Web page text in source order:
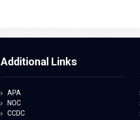
Additional Links
APA
NOC
CCDC